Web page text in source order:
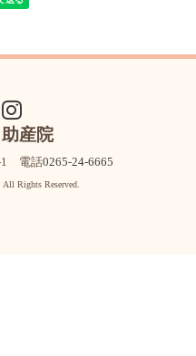
産院
1 電話0265-24-6665
. All Rights Reserved.